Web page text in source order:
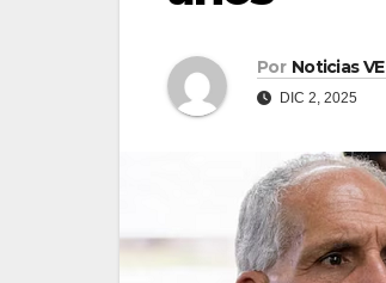
Por Noticias VE
DIC 2, 2025